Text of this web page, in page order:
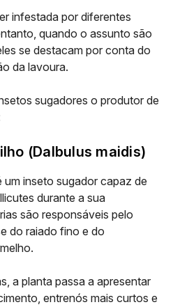
infestada por diferentes
quando o assunto são
se destacam por conta do
da lavoura.
sugadores o produtor de
(Dalbulus maidis)
um inseto sugador capaz de
durante a sua
são responsáveis pelo
do raiado fino e do
a planta passa a apresentar
entrenós mais curtos e